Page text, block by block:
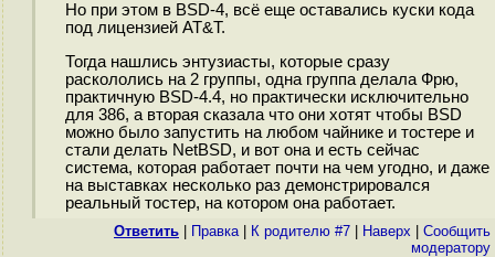
Но при этом в BSD-4, всё еще оставались куски кода
под лицензией AT&T.
Тогда нашлись энтузиасты, которые сразу
раскололись на 2 группы, одна группа делала Фрю,
практичную BSD-4.4, но практически исключительно
для 386, а вторая сказала что они хотят чтобы BSD
можно было запустить на любом чайнике и тостере и
стали делать NetBSD, и вот она и есть сейчас
система, которая работает почти на чем угодно, и даже
на выставках несколько раз демонстрировался
реальный тостер, на котором она работает.
Ответить Правка| К родителю #7 Наверх
Cообщить
модератору